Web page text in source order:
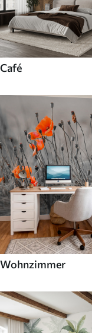
Café
Wohnzimmer